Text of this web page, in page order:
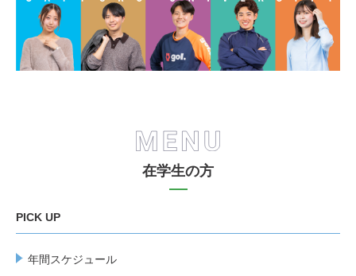
在学生の方
PICK UP
年間スケジュール